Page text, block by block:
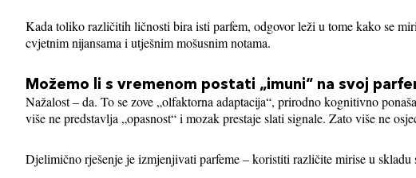
Kada toliko različitih ličnosti bira isti parfem, odgovor leži u tome kako se
cvjetnim nijansama i utješnim mošusnim notama.
Možemo li s vremenom postati „imuni“ na svoj
Nažalost – da. To se zove „olfaktorna adaptacija“, prirodno kognitivno
više ne predstavlja „opasnost“ i mozak prestaje slati signale. Zato više ne
Djelimično rješenje je izmjenjivati parfeme – koristiti različite mirise u skladu